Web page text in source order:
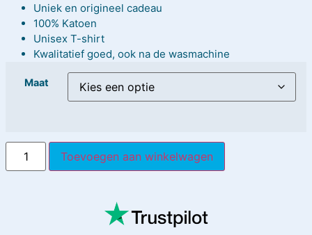
Uniek en origineel cadeau
100% Katoen
Unisex T-shirt
Kwalitatief goed, ook na de wasmachine
Maat
Toevoegen aan winkelwagen